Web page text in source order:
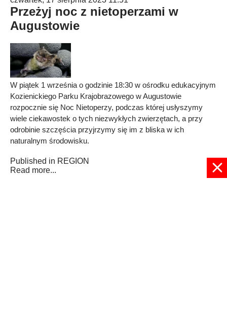
Przeżyj noc z nietoperzami w
Augustowie
W piątek 1 września o godzinie 18:30 w ośrodku edukacyjnym
Kozienickiego Parku Krajobrazowego w Augustowie
rozpocznie się Noc Nietoperzy, podczas której usłyszymy
wiele ciekawostek o tych niezwykłych zwierzętach, a przy
odrobinie szczęścia przyjrzymy się im z bliska w ich
naturalnym środowisku.
Published in REGION
Read more...